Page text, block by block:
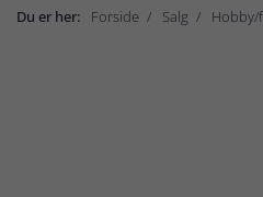
Du er her: Forside Salg
Hobby/